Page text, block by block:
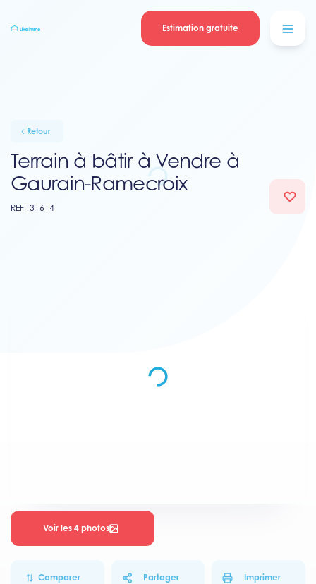
Estimation gratuite
Retour
Terrain à bâtir à Vendre à
Gaurain-Ramecroix
REF T31614
Voir les 4 photos
Comparer Partager Imprimer